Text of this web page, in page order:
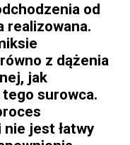
od
realizowana.
z dążenia
jak
surowca.
jest łatwy